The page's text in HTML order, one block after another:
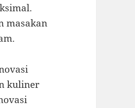
masakan
kuliner